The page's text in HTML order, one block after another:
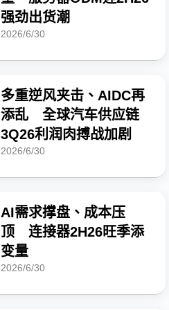
强劲出货潮
2026/6/30
多重逆风夹击、AIDC再
添乱 全球汽车供应链
3Q26利润肉搏战加剧
2026/6/30
AI需求撑盘、成本压
顶 连接器2H26旺季添
变量
2026/6/30